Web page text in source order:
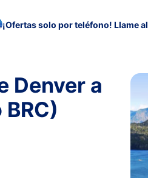
¡Ofertas solo por teléfono! Llame al
Denver a